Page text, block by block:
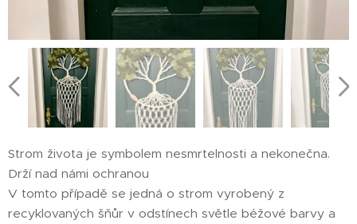
Strom života je symbolem nesmrtelnosti a nekonečna.
Drží nad námi ochranou
V tomto případě se jedná o strom vyrobený z
recyklovaných šňůr v odstínech světle béžové barvy a